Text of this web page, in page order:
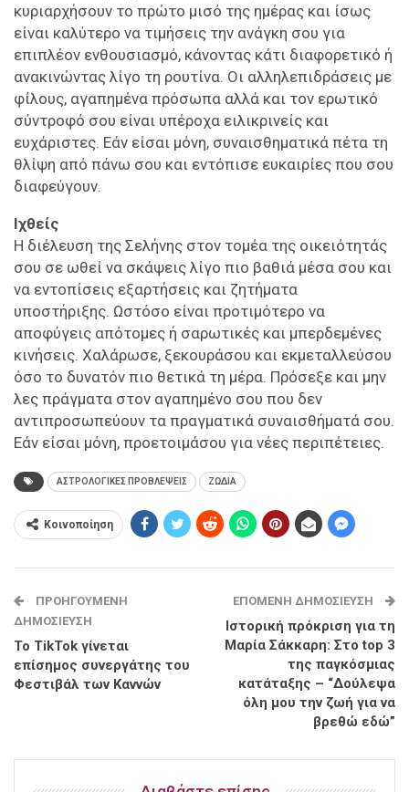
κυριαρχήσουν το πρώτο μισό της ημέρας και ίσως
είναι καλύτερο να τιμήσεις την ανάγκη σου για
επιπλέον ενθουσιασμό, κάνοντας κάτι διαφορετικό ή
ανακινώντας λίγο τη ρουτίνα. Οι αλληλεπιδράσεις με
φίλους, αγαπημένα πρόσωπα αλλά και τον ερωτικό
σύντροφό σου είναι υπέροχα ειλικρινείς και
ευχάριστες. Εάν είσαι μόνη, συναισθηματικά πέτα τη
θλίψη από πάνω σου και εντόπισε ευκαιρίες που σου
διαφεύγουν.
Ιχθείς
Η διέλευση της Σελήνης στον τομέα της οικειότητάς
σου σε ωθεί να σκάψεις λίγο πιο βαθιά μέσα σου και
να εντοπίσεις εξαρτήσεις και ζητήματα
υποστήριξης. Ωστόσο είναι προτιμότερο να
αποφύγεις απότομες ή σαρωτικές και μπερδεμένες
κινήσεις. Χαλάρωσε, ξεκουράσου και εκμεταλλεύσου
όσο το δυνατόν πιο θετικά τη μέρα. Πρόσεξε και μην
λες πράγματα στον αγαπημένο σου που δεν
αντιπροσωπεύουν τα πραγματικά συναισθήματά σου.
Εάν είσαι μόνη, προετοιμάσου για νέες περιπέτειες.
ΑΣΤΡΟΛΟΓΙΚΕΣ ΠΡΟΒΛΕΨΕΙΣ ΖΩΔΙΑ
Κοινοποίηση
ΠΡΟΗΓΟΎΜΕΝΗ
ΔΗΜΟΣΊΕΥΣΗ
To TikTok γίνεται
επίσημος συνεργάτης του
Φεστιβάλ των Καννών
ΕΠΌΜΕΝΗ ΔΗΜΟΣΊΕΥΣΗ
Ιστορική πρόκριση για τη
Μαρία Σάκκαρη: Στο top 3
της παγκόσμιας
κατάταξης – “Δούλεψα
όλη μου την ζωή για να
βρεθώ εδώ”